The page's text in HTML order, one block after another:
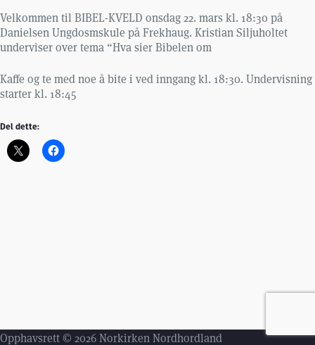
Velkommen til BIBEL-KVELD onsdag 22. mars kl. 18:30 på
Danielsen Ungdosmskule på Frekhaug. Kristian Siljuholtet
underviser over tema “Hva sier Bibelen om
Kaffe og te med noe å bite i ved inngang kl. 18:30. Undervisning
starter kl. 18:45
Del dette:
Opphavsrett © 2026 Norkirken Nordhordland